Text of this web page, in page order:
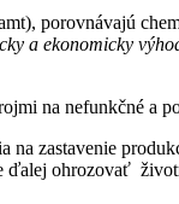
porovnávajú
a ekonomicky
na nefunkčné a
zastavenie
ohrozovať